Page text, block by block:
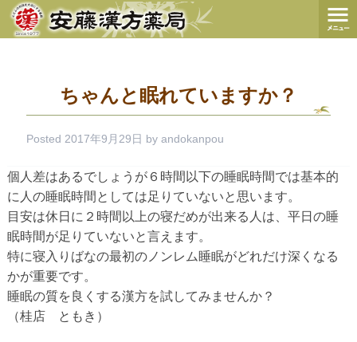
ちゃんと眠れていますか？
Posted 2017年9月29日 by andokanpou
個人差はあるでしょうが６時間以下の睡眠時間では基本的
に人の睡眠時間としては足りていないと思います。
目安は休日に２時間以上の寝だめが出来る人は、平日の睡
眠時間が足りていないと言えます。
特に寝入りばなの最初のノンレム睡眠がどれだけ深くなる
かが重要です。
睡眠の質を良くする漢方を試してみませんか？
（桂店 ともき）